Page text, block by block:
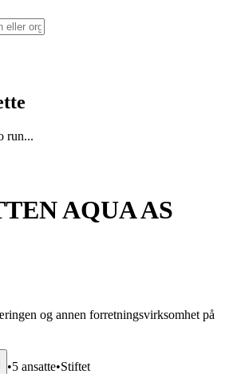
run...
AQUA AS
og annen forretningsvirksomhet på
•5 ansatte•Stiftet